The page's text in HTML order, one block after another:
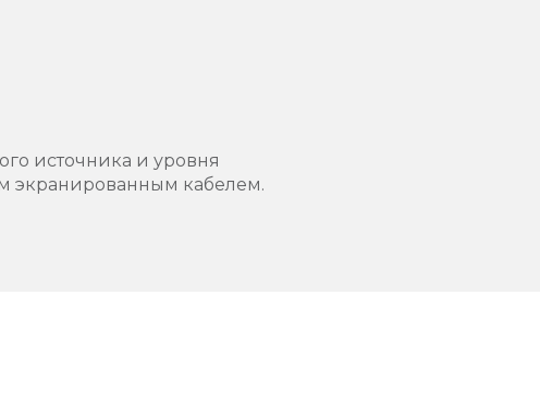
источника и уровня
экранированным кабелем.